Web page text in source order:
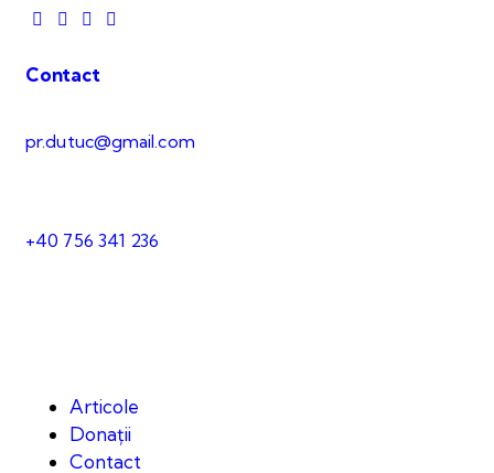
Contact
pr.dutuc@gmail.com
+40 756 341 236
Articole
Donații
Contact